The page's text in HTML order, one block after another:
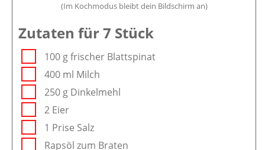
(Im Kochmodus bleibt dein Bildschirm an)
Zutaten für 7 Stück
100 g frischer Blattspinat
400 ml Milch
250 g Dinkelmehl
2 Eier
1 Prise Salz
Rapsöl zum Braten